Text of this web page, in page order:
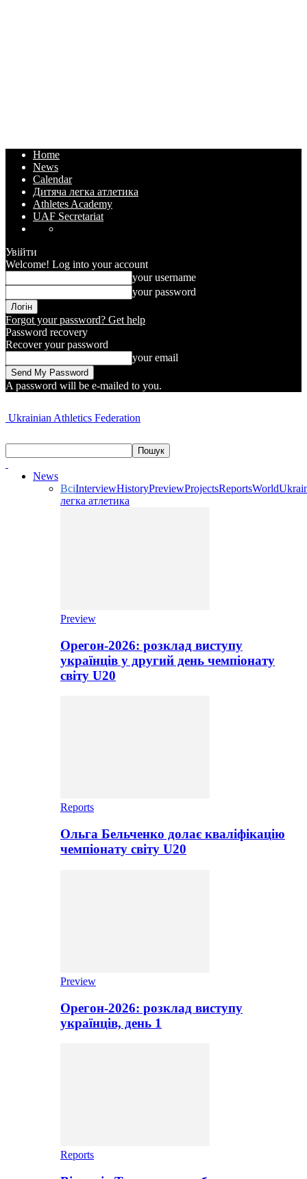
Home
News
Calendar
Дитяча легка атлетика
Athletes Academy
UAF Secretariat
Увійти
Welcome! Log into your account
your username
your password
Forgot your password? Get help
Password recovery
Recover your password
your email
A password will be e-mailed to you.
Ukrainian Athletics Federation
News
ВсіInterviewHistoryPreviewProjectsReportsWorld
легка атлетика
Preview
Орегон-2026: розклад виступу
українців у другий день чемпіонату
світу U20
Reports
Ольга Бельченко долає кваліфікацію
чемпіонату світу U20
Preview
Орегон-2026: розклад виступу
українців, день 1
Reports